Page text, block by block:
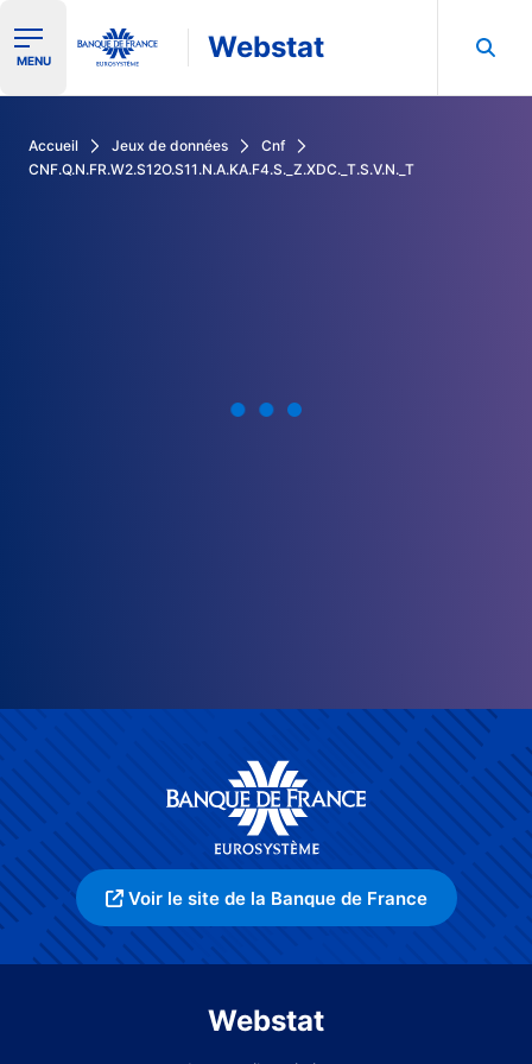
Ouvrir le menu de navigation
MENU Webstat
Accueil Jeux de données
Cnf
CNF.Q.N.FR.W2.S12O.S11.N.A.KA.F4.S._Z.XDC._T.S.V.N._T
Voir le site de la Banque de France
Webstat